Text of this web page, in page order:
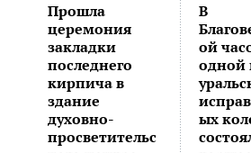
Прошла
церемония
закладки
последнего
кирпича в
здание
духовно-
просветительс
В
ой
одной
ых